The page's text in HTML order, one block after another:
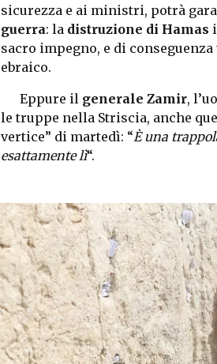
sicurezza e ai ministri, potrà
guerra: la distruzione di Hamas
sacro impegno, e di
ebraico.
Eppure il generale Zamir,
le truppe nella Striscia, anche
vertice” di martedì: “È una
esattamente lì“.